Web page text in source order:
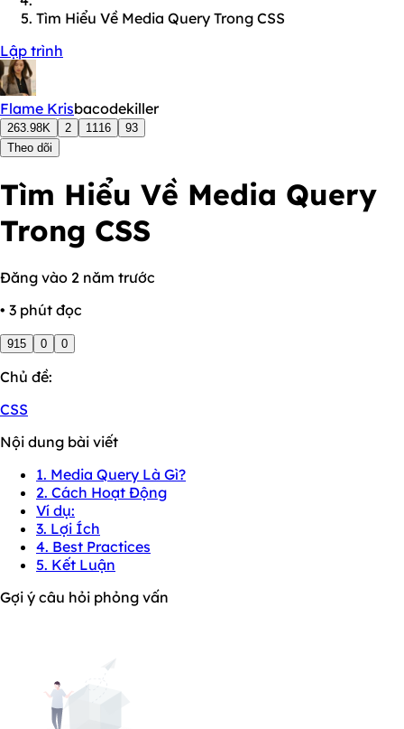
Tìm Hiểu Về Media Query Trong CSS
Lập trình
Flame Krisbacodekiller
263.98K 2 1116
93
Theo dõi
Tìm Hiểu Về Media Query
Trong CSS
Đăng vào 2 năm trước
• 3 phút đọc
915 0 0
Chủ đề:
CSS
Nội dung bài viết
1. Media Query Là Gì?
2. Cách Hoạt Động
Ví dụ:
3. Lợi Ích
4. Best Practices
5. Kết Luận
Gợi ý câu hỏi phỏng vấn